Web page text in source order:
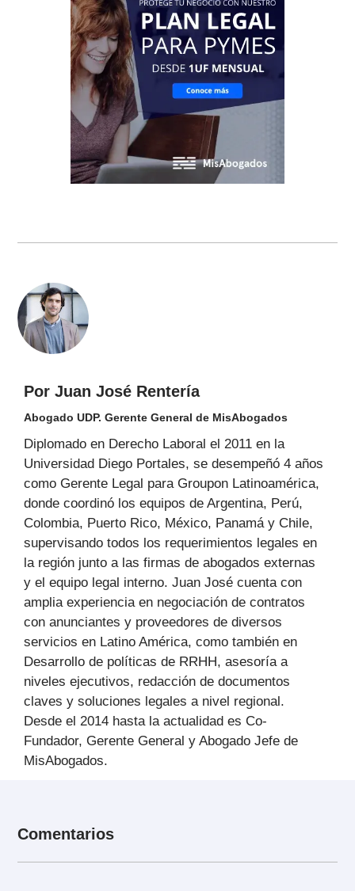
Por Juan José Rentería
Abogado UDP. Gerente General de MisAbogados
Diplomado en Derecho Laboral el 2011 en la
Universidad Diego Portales, se desempeñó 4 años
como Gerente Legal para Groupon Latinoamérica,
donde coordinó los equipos de Argentina, Perú,
Colombia, Puerto Rico, México, Panamá y Chile,
supervisando todos los requerimientos legales en
la región junto a las firmas de abogados externas
y el equipo legal interno. Juan José cuenta con
amplia experiencia en negociación de contratos
con anunciantes y proveedores de diversos
servicios en Latino América, como también en
Desarrollo de políticas de RRHH, asesoría a
niveles ejecutivos, redacción de documentos
claves y soluciones legales a nivel regional.
Desde el 2014 hasta la actualidad es Co-
Fundador, Gerente General y Abogado Jefe de
MisAbogados.
Comentarios